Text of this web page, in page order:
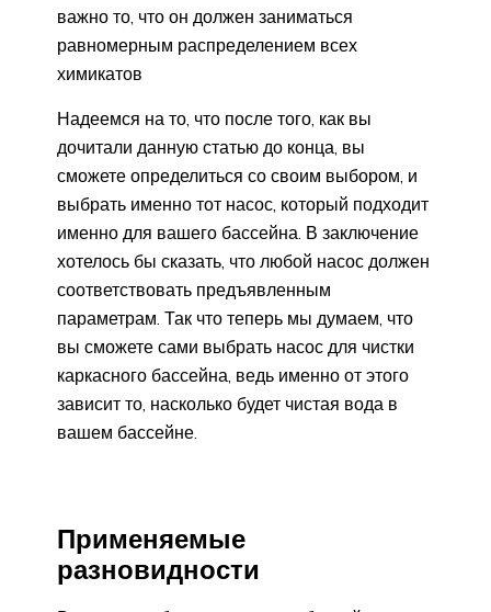
важно то, что он должен заниматься
равномерным распределением всех
химикатов
Надеемся на то, что после того, как вы
дочитали данную статью до конца, вы
сможете определиться со своим выбором, и
выбрать именно тот насос, который подходит
именно для вашего бассейна. В заключение
хотелось бы сказать, что любой насос должен
соответствовать предъявленным
параметрам. Так что теперь мы думаем, что
вы сможете сами выбрать насос для чистки
каркасного бассейна, ведь именно от этого
зависит то, насколько будет чистая вода в
вашем бассейне.
Применяемые
разновидности